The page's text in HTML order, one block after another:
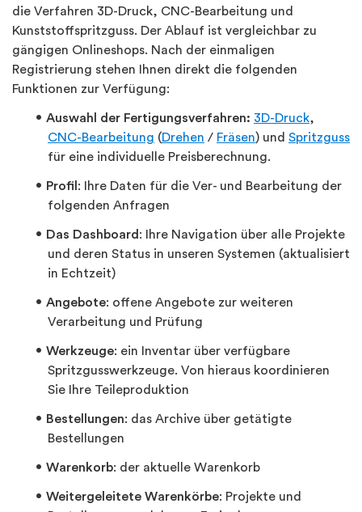
die Verfahren 3D-Druck, CNC-Bearbeitung und
Kunststoffspritzguss. Der Ablauf ist vergleichbar zu
gängigen Onlineshops. Nach der einmaligen
Registrierung stehen Ihnen direkt die folgenden
Funktionen zur Verfügung:
Auswahl der Fertigungsverfahren: 3D-Druck,
CNC-Bearbeitung (Drehen / Fräsen) und Spritzguss
für eine individuelle Preisberechnung.
Profil : Ihre Daten für die Ver- und Bearbeitung der
folgenden Anfragen
Das Dashboard : Ihre Navigation über alle Projekte
und deren Status in unseren Systemen (aktualisiert
in Echtzeit)
Angebote: offene Angebote zur weiteren
Verarbeitung und Prüfung
Werkzeuge: ein Inventar über verfügbare
Spritzgusswerkzeuge. Von hieraus koordinieren
Sie Ihre Teileproduktion
Bestellungen: das Archive über getätigte
Bestellungen
Warenkorb: der aktuelle Warenkorb
Weitergeleitete Warenkörbe: Projekte und